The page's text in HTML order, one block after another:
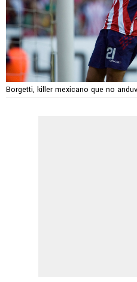
Borgetti, killer mexicano que no